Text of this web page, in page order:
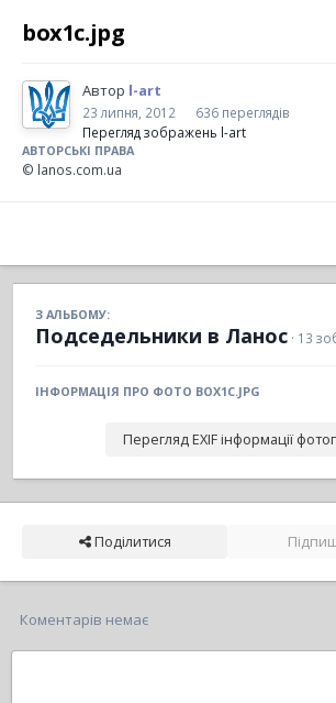
box1c.jpg
Автор l-art
23 липня, 2012
636 переглядів
Перегляд зображень l-art
АВТОРСЬКІ ПРАВА
© lanos.com.ua
З АЛЬБОМУ:
Подседельники в Ланос · 13
ІНФОРМАЦІЯ ПРО ФОТО BOX1C.JPG
Перегляд EXIF інформації
Поділитися
Коментарів немає